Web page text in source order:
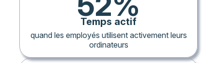
Temps actif
quand les employés utilisent activement leurs
ordinateurs